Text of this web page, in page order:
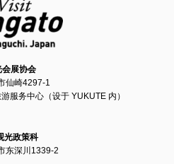
展协会
仙崎4297-1
服务中心（设于 YUKUTE 内）
光政策科
东深川1339-2